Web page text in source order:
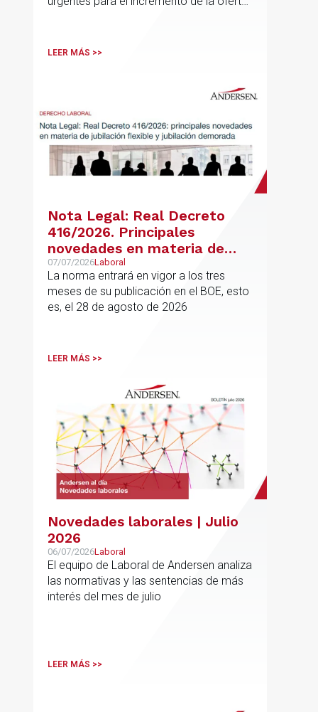
LEER MÁS >>
Nota Legal: Real Decreto
416/2026. Principales
novedades en materia de
jubilación flexible y jubilación
demorada
07/07/2026Laboral
La norma entrará en vigor a los tres
meses de su publicación en el BOE, esto
es, el 28 de agosto de 2026
LEER MÁS >>
Novedades laborales | Julio
2026
06/07/2026Laboral
El equipo de Laboral de Andersen analiza
las normativas y las sentencias de más
interés del mes de julio
LEER MÁS >>